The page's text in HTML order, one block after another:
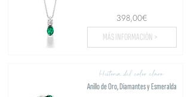
398,00€
MÁS INFORMACIÓN >
Historia del color claro
Anillo de Oro, Diamantes y Esmeralda